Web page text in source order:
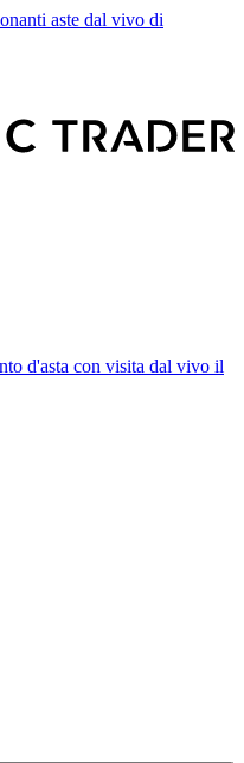
aste dal vivo di
d'asta con visita dal vivo il